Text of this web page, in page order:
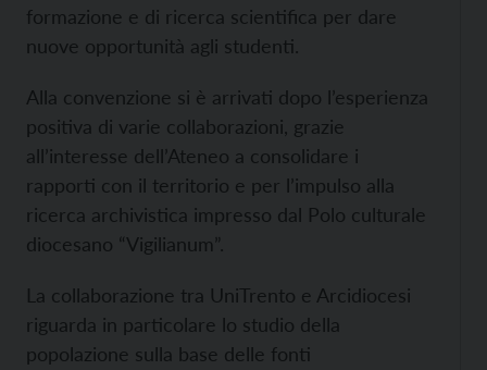
formazione e di ricerca scientifica per dare
nuove opportunità agli studenti.
Alla convenzione si è arrivati dopo l’esperienza
positiva di varie collaborazioni, grazie
all’interesse dell’Ateneo a consolidare i
rapporti con il territorio e per l’impulso alla
ricerca archivistica impresso dal Polo culturale
diocesano “Vigilianum”.
La collaborazione tra UniTrento e Arcidiocesi
riguarda in particolare lo studio della
popolazione sulla base delle fonti